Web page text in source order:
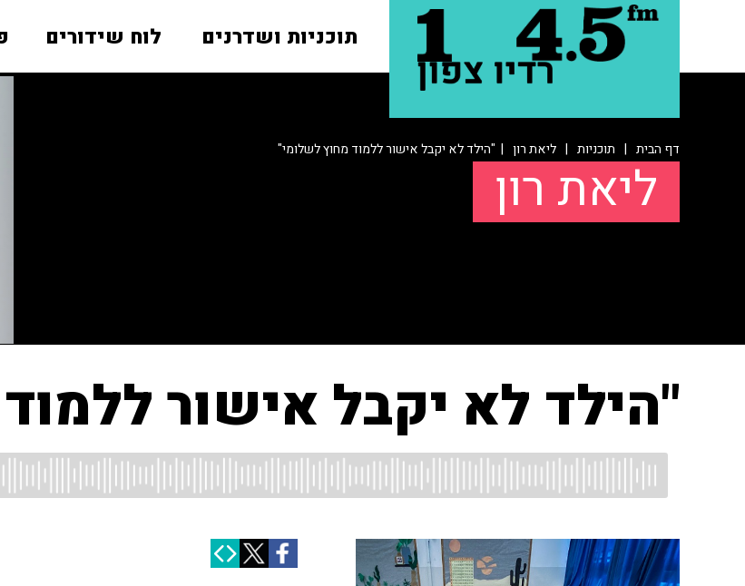
תוכניות ושדרנים לוח שידורים
דף הבית | תוכניות | ליאת רון | "הילד לא יקבל אישור ללמוד מחוץ לשלומי"
ליאת רון
"הילד לא יקבל אישור